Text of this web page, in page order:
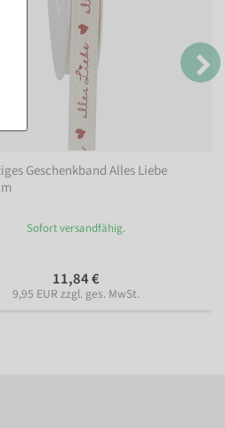
Geschenkband Alles Liebe
Sofort versandfähig.
11,84 €
9,95 EUR zzgl. ges. MwSt.